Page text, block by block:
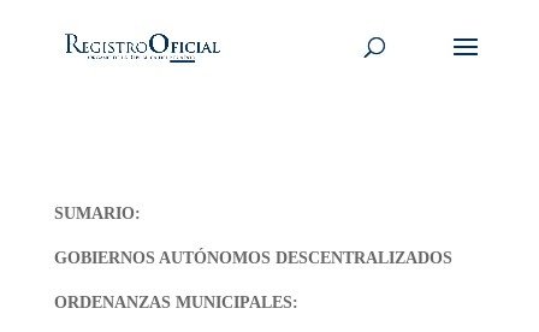
SUMARIO:
GOBIERNOS AUTÓNOMOS DESCENTRALIZADOS
ORDENANZAS MUNICIPALES: